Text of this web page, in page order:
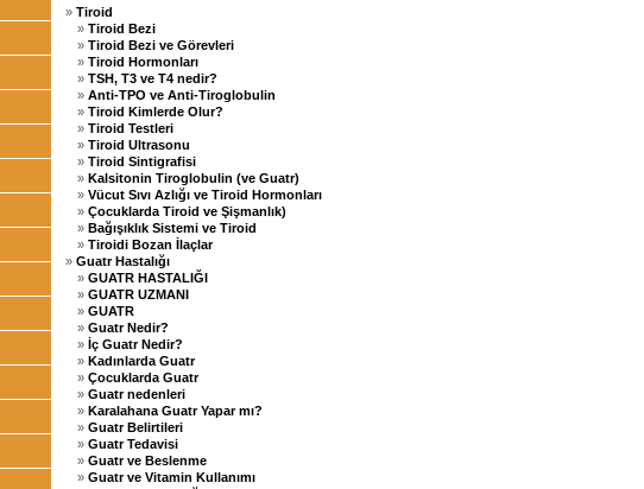
» Tiroid
» Tiroid Bezi
» Tiroid Bezi ve Görevleri
» Tiroid Hormonları
» TSH, T3 ve T4 nedir?
» Anti-TPO ve Anti-Tiroglobulin
» Tiroid Kimlerde Olur?
» Tiroid Testleri
» Tiroid Ultrasonu
» Tiroid Sintigrafisi
» Kalsitonin Tiroglobulin (ve Guatr)
» Vücut Sıvı Azlığı ve Tiroid Hormonları
» Çocuklarda Tiroid ve Şişmanlık)
» Bağışıklık Sistemi ve Tiroid
» Tiroidi Bozan İlaçlar
» Guatr Hastalığı
» GUATR HASTALIĞI
» GUATR UZMANI
» GUATR
» Guatr Nedir?
» İç Guatr Nedir?
» Kadınlarda Guatr
» Çocuklarda Guatr
» Guatr nedenleri
» Karalahana Guatr Yapar mı?
» Guatr Belirtileri
» Guatr Tedavisi
» Guatr ve Beslenme
» Guatr ve Vitamin Kullanımı